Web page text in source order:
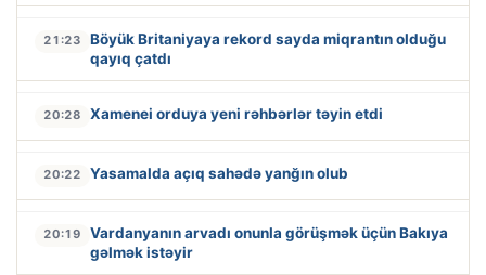
21:23
Böyük Britaniyaya rekord sayda miqrantın olduğu
qayıq çatdı
20:28 Xamenei orduya yeni rəhbərlər təyin etdi
20:22 Yasamalda açıq sahədə yanğın olub
20:19
Vardanyanın arvadı onunla görüşmək üçün Bakıya
gəlmək istəyir